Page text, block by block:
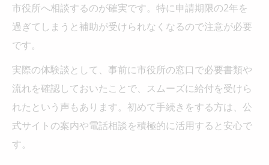
市役所へ相談するのが確実です。特に申請期限の2年を
過ぎてしまうと補助が受けられなくなるので注意が必要
です。
実際の体験談として、事前に市役所の窓口で必要書類や
流れを確認しておいたことで、スムーズに給付を受けら
れたという声もあります。初めて手続きをする方は、公
式サイトの案内や電話相談を積極的に活用すると安心で
す。